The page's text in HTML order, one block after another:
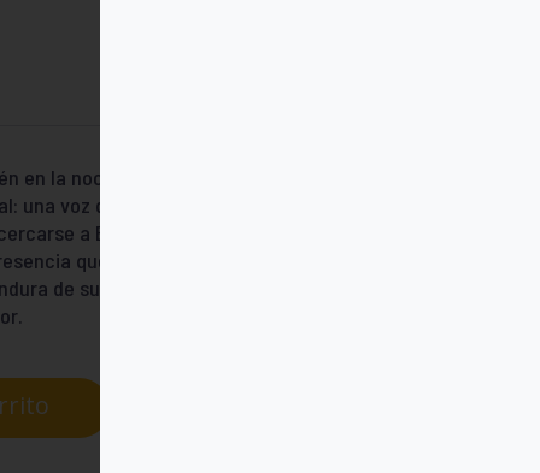
en la noche más cerrada. Este libro
voz que, desde el corazón de
a Etty es sentirse interpelado en
que no desaparece ni siquiera en
de su testimonio humano y